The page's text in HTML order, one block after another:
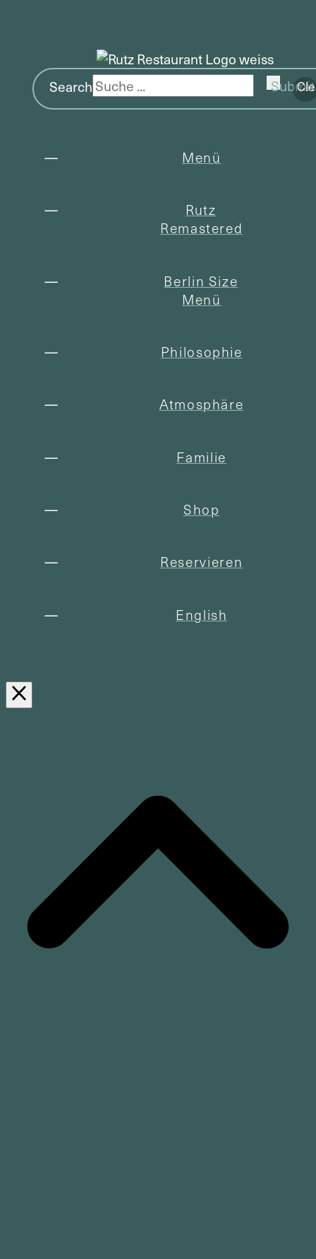
Search Submit
Menü
Rutz
Remastered
Berlin Size
Menü
Philosophie
Atmosphäre
Familie
Shop
Reservieren
English